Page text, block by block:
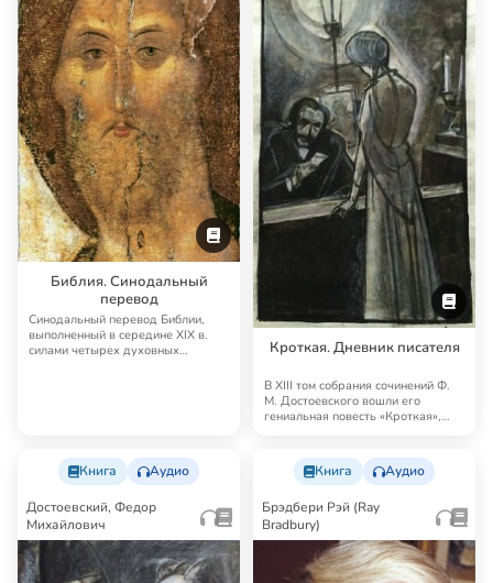
Библия. Синодальный
перевод
Синодальный перевод Библии,
выполненный в середине XIX в.
силами четырех духовных
Кроткая. Дневник писателя
В XIII том собрания сочинений Ф.
М. Достоевского вошли его
гениальная повесть «Кроткая»,
Книга Аудио
Достоевский, Федор
Михайлович
Книга Аудио
Брэдбери Рэй (Ray
Bradbury)